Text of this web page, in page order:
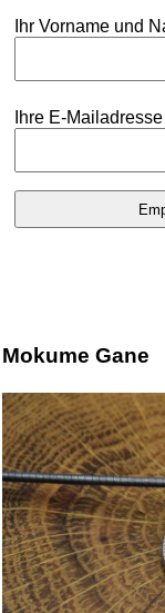
Ihr Vorname und
Ihre E-Mailadresse
Mokume Gane